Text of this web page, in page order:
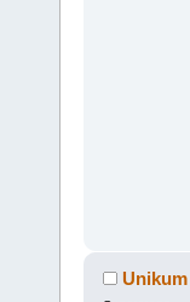
Unikum